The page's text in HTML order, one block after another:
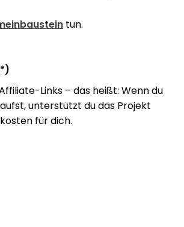
tun.
Links – das heißt: Wenn du
unterstützt du das Projekt
für dich.